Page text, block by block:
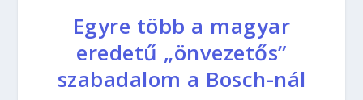
Egyre több a magyar
eredetű „önvezetős”
szabadalom a Bosch-nál